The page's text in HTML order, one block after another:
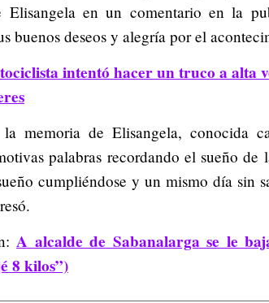
Elisangela en un comentario en la
buenos deseos y alegría por el
intentó hacer un truco a alta
memoria de Elisangela, conocida
palabras recordando el sueño
cumpliéndose y un mismo día sin
A alcalde de Sabanalarga se le
8 kilos”)